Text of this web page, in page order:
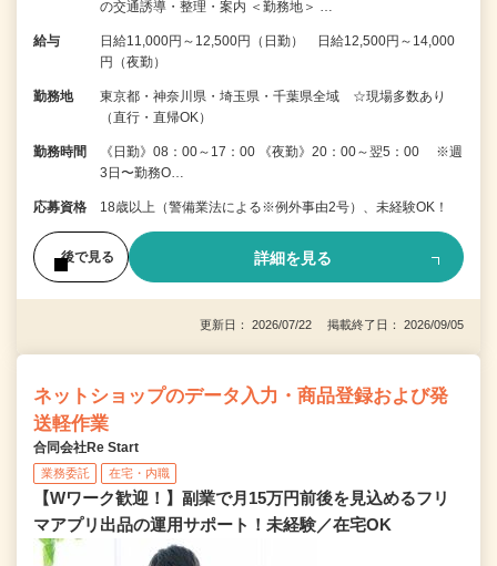
の交通誘導・整理・案内 ＜勤務地＞ …
給与
日給11,000円～12,500円（日勤） 日給12,500円～14,000
円（夜勤）
勤務地
東京都・神奈川県・埼玉県・千葉県全域 ☆現場多数あり
（直行・直帰OK）
勤務時間
《日勤》08：00～17：00 《夜勤》20：00～翌5：00 ※週
3日〜勤務O…
応募資格 18歳以上（警備業法による※例外事由2号）、未経験OK！
後で見る 詳細を見る
更新日： 2026/07/22 掲載終了日： 2026/09/05
ネットショップのデータ入力・商品登録および発
送軽作業
合同会社Re Start
業務委託 在宅・内職
【Wワーク歓迎！】副業で月15万円前後を見込めるフリ
マアプリ出品の運用サポート！未経験／在宅OK